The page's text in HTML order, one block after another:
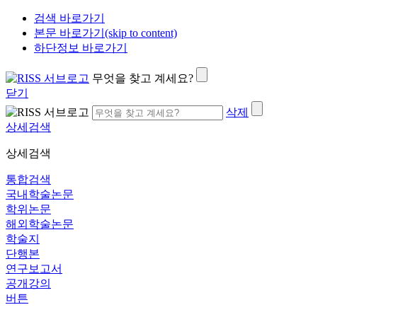
검색 바로가기
본문 바로가기(skip to content)
하단정보 바로가기
무엇을 찾고 계세요?
닫기
삭제
상세검색
상세검색
통합검색
국내학술논문
학위논문
해외학술논문
학술지
단행본
연구보고서
공개강의
버튼